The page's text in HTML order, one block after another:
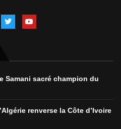
Samani sacré champion du
renverse la Côte d’Ivoire